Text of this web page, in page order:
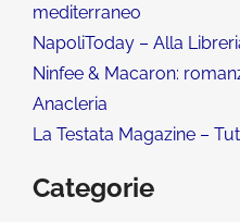
mediterraneo
NapoliToday – Alla
Ninfee & Macaron:
Anacleria
La Testata Magazine –
Categorie